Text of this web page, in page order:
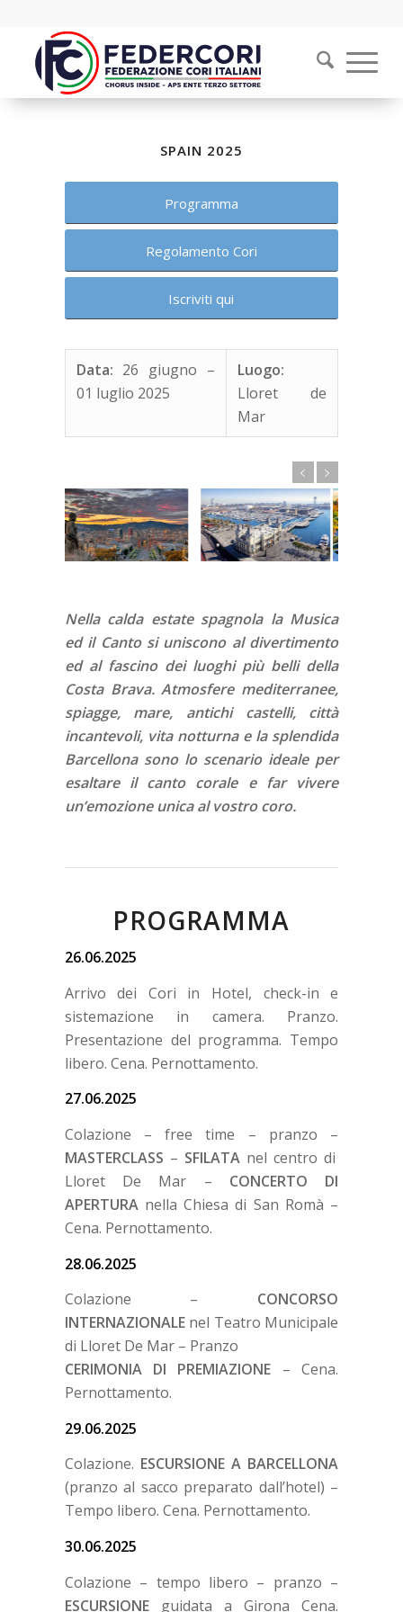
SPAIN 2025
Programma
Regolamento Cori
Iscriviti qui
Data: 26 giugno –
01 luglio 2025
Luogo:
Lloret de
Mar
Nella calda estate spagnola la Musica
ed il Canto si uniscono al divertimento
ed al fascino dei luoghi più belli della
Costa Brava. Atmosfere mediterranee,
spiagge, mare, antichi castelli, città
incantevoli, vita notturna e la splendida
Barcellona sono lo scenario ideale per
esaltare il canto corale e far vivere
un’emozione unica al vostro coro.
PROGRAMMA
26.06.2025
Arrivo dei Cori in Hotel, check-in e
sistemazione in camera. Pranzo.
Presentazione del programma. Tempo
libero. Cena. Pernottamento.
27.06.2025
Colazione – free time – pranzo –
MASTERCLASS – SFILATAnel centro di
Lloret De Mar – CONCERTO DI
APERTURAnella Chiesa di San Romà –
Cena. Pernottamento.
28.06.2025
Colazione – CONCORSO
INTERNAZIONALEnel Teatro Municipale
di Lloret De Mar – Pranzo
CERIMONIA DI PREMIAZIONE – Cena.
Pernottamento.
29.06.2025
Colazione. ESCURSIONE A BARCELLONA
(pranzo al sacco preparato dall’hotel) –
Tempo libero. Cena. Pernottamento.
30.06.2025
Colazione – tempo libero – pranzo –
ESCURSIONEguidata a Girona Cena.